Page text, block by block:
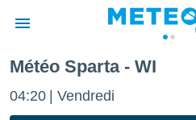
de
Météo Sparta - WI
04:20 Vendredi